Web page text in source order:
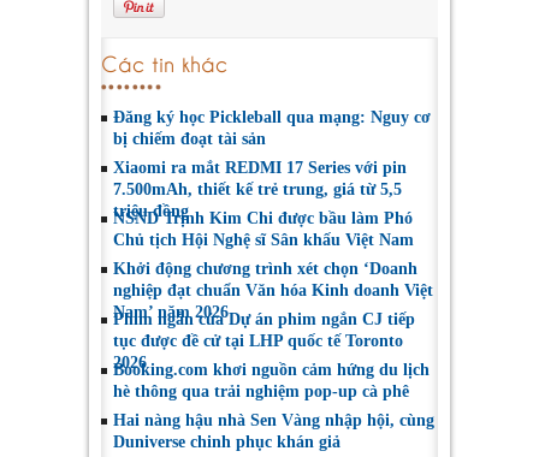
Các tin khác
Đăng ký học Pickleball qua mạng: Nguy cơ
bị chiếm đoạt tài sản
Xiaomi ra mắt REDMI 17 Series với pin
7.500mAh, thiết kế trẻ trung, giá từ 5,5
triệu đồng
NSND Trịnh Kim Chi được bầu làm Phó
Chủ tịch Hội Nghệ sĩ Sân khấu Việt Nam
Khởi động chương trình xét chọn ‘Doanh
nghiệp đạt chuẩn Văn hóa Kinh doanh Việt
Nam’ năm 2026
Phim ngắn của Dự án phim ngắn CJ tiếp
tục được đề cử tại LHP quốc tế Toronto
2026
Booking.com khơi nguồn cảm hứng du lịch
hè thông qua trải nghiệm pop-up cà phê
Hai nàng hậu nhà Sen Vàng nhập hội, cùng
Duniverse chinh phục khán giả